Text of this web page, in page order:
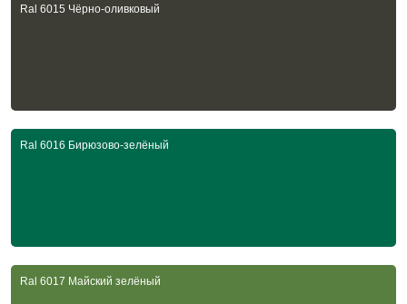
Ral 6015 Чёрно-оливковый
Ral 6016 Бирюзово-зелёный
Ral 6017 Майский зелёный